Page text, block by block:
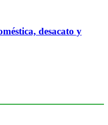
desacato y